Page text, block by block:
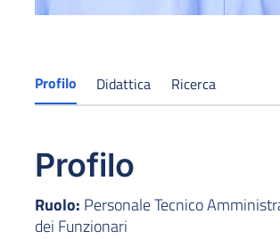
Profilo Didattica Ricerca
Profilo
Ruolo: Personale Tecnico
dei Funzionari